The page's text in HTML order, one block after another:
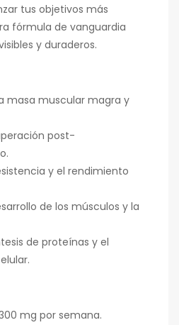
tus objetivos más
fórmula de vanguardia
y duraderos.
masa muscular magra y
post-
y el rendimiento
de los músculos y la
de proteínas y el
mg por semana.